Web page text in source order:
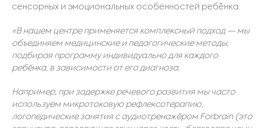
сенсорных и эмоциональных особенностей ребёнка.
«В нашем центре применяется комплексный подход — мы
объединяем медицинские и педагогические методы,
подбирая программу индивидуально для каждого
ребёнка, в зависимости от его диагноза.
Например, при задержке речевого развития мы часто
используем микротоковую рефлексотерапию,
логопедические занятия с аудиотренажёром Forbrain (это